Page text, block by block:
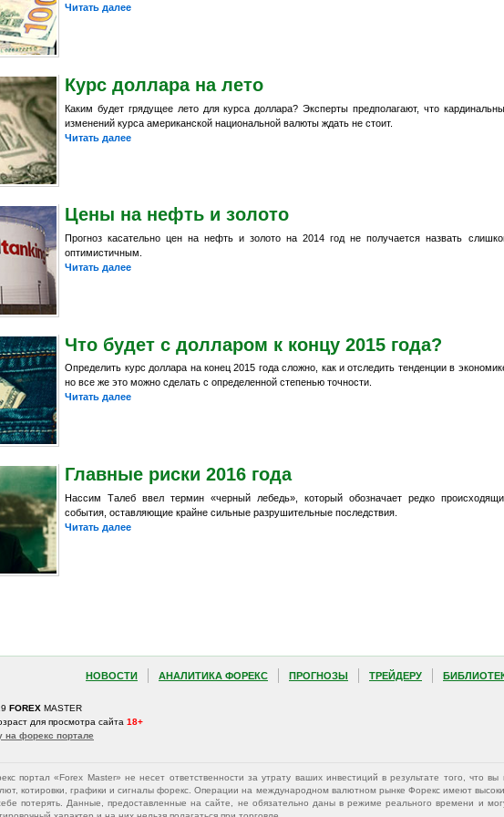
Читать далее
Курс доллара на лето
Каким будет грядущее лето для курса доллара? Эксперты предполагают, что
изменений курса американской национальной валюты ждать не стоит.
Читать далее
Цены на нефть и золото
Прогноз касательно цен на нефть и золото на 2014 год не получается назвать
оптимистичным.
Читать далее
Что будет с долларом к концу 2015 года?
Определить курс доллара на конец 2015 года сложно, как и отследить тенденции в
но все же это можно сделать с определенной степенью точности.
Читать далее
Главные риски 2016 года
Нассим Талеб ввел термин «черный лебедь», который обозначает редко
события, оставляющие крайне сильные разрушительные последствия.
Читать далее
НОВОСТИ АНАЛИТИКА ФОРЕКС ПРОГНОЗЫ ТРЕЙДЕРУ
FOREX MASTER
для просмотра сайта 18+
на форекс портале
портал «Forex Master» не несет ответственности за утрату ваших инвестиций в результате того,
котировки, графики и сигналы форекс. Операции на международном валютном рынке Форекс имеют
потерять. Данные, предоставленные на сайте, не обязательно даны в режиме реального времени и